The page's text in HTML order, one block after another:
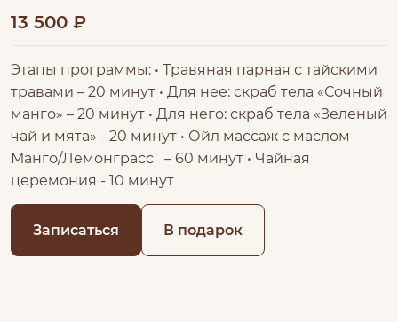
13 500 ₽
Этапы программы: • Травяная парная с тайскими
травами – 20 минут • Для нее: скраб тела «Сочный
манго» – 20 минут • Для него: скраб тела «Зеленый
чай и мята» - 20 минут • Ойл массаж с маслом
Манго/Лемонграсс – 60 минут • Чайная
церемония - 10 минут
Записаться В подарок